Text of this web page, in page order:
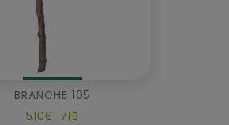
BRANCHE 105
5106-71B